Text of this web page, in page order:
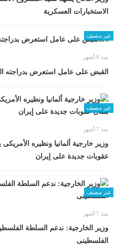
الاستخبارات العسكرية
غير مصنف
منذ 8 أشهر
القبض على عامل استعرض بدراجته
غير مصنف
منذ 7 أشهر
وزير خارجية ألمانيا ونظيره
عقوبات جديدة على إيران
غير مصنف
منذ 7 أشهر
وزير الخارجية: ندعم السلطة
الفلسطينى